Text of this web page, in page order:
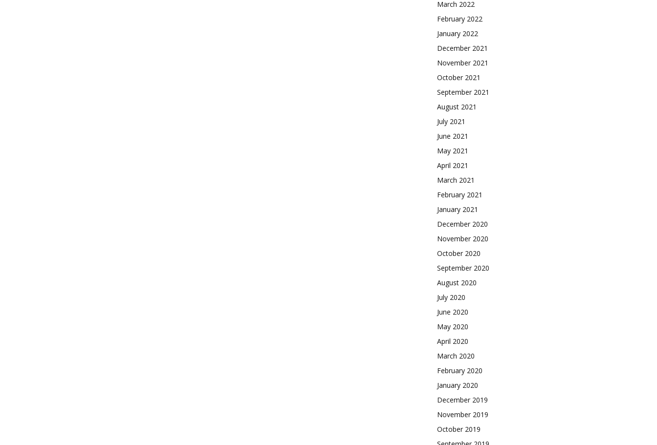
March 2022
February 2022
January 2022
December 2021
November 2021
October 2021
September 2021
August 2021
July 2021
June 2021
May 2021
April 2021
March 2021
February 2021
January 2021
December 2020
November 2020
October 2020
September 2020
August 2020
July 2020
June 2020
May 2020
April 2020
March 2020
February 2020
January 2020
December 2019
November 2019
October 2019